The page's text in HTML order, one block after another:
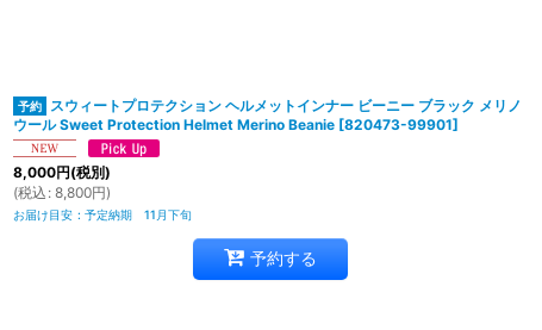
スウィートプロテクション ヘルメットインナー ビーニー ブラック メリノ
ウール Sweet Protection Helmet Merino Beanie [820473-99901]
8,000円(税別)
(税込 : 8,800円)
お届け目安 : 予定納期 11月下旬
予約する